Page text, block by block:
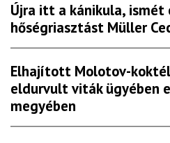
Újra itt a kánikula, ismét
hőségriasztást Müller
Elhajított Molotov-
eldurvult viták ügyében
megyében